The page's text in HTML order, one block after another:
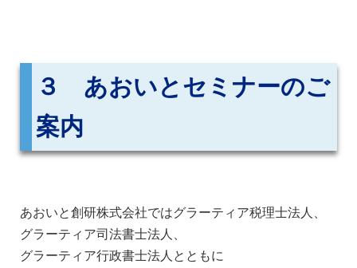
３ あおいとセミナーのご
案内
あおいと創研株式会社ではグラーティア税理士法人、
グラーティア司法書士法人、
グラーティア行政書士法人とともに